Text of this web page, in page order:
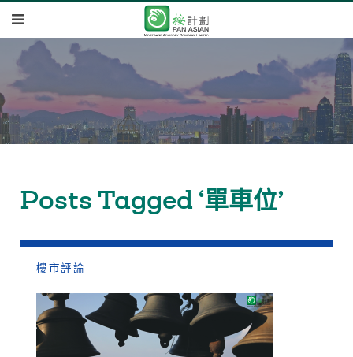
Posts Tagged ‘單車位’
樓市評論